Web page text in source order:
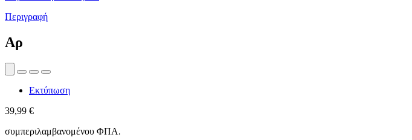
Περιγραφή
Αρ
Εκτύπωση
39,99 €
συμπεριλαμβανομένου ΦΠΑ.